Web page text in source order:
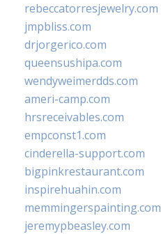
rebeccatorresjewelry.com
jmpbliss.com
drjorgerico.com
queensushipa.com
wendyweimerdds.com
ameri-camp.com
hrsreceivables.com
empconst1.com
cinderella-support.com
bigpinkrestaurant.com
inspirehuahin.com
memmingerspainting.com
jeremypbeasley.com